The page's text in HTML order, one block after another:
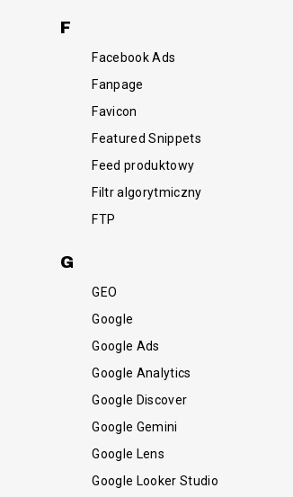
F
Facebook Ads
Fanpage
Favicon
Featured Snippets
Feed produktowy
Filtr algorytmiczny
FTP
G
GEO
Google
Google Ads
Google Analytics
Google Discover
Google Gemini
Google Lens
Google Looker Studio